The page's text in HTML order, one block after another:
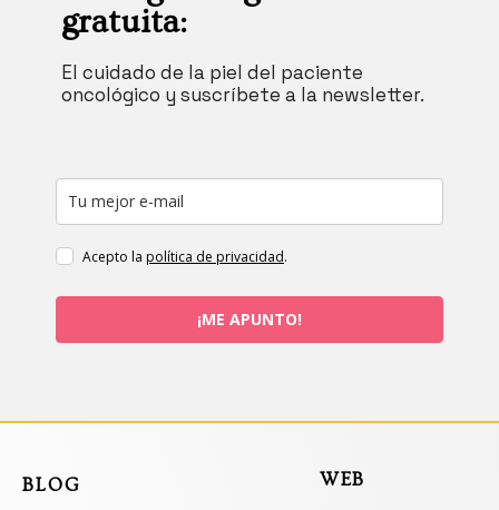
gratuita:
El cuidado de la piel del paciente
oncológico y suscríbete a la newsletter.
Acepto la política de privacidad.
¡ME APUNTO!
BLOG
WEB